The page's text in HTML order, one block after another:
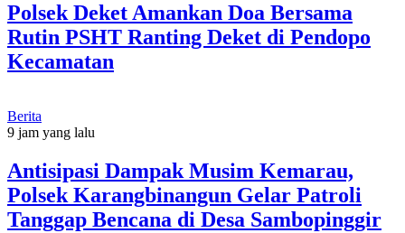
Polsek Deket Amankan Doa Bersama
Rutin PSHT Ranting Deket di Pendopo
Kecamatan
Berita
9 jam yang lalu
Antisipasi Dampak Musim Kemarau,
Polsek Karangbinangun Gelar Patroli
Tanggap Bencana di Desa Sambopinggir